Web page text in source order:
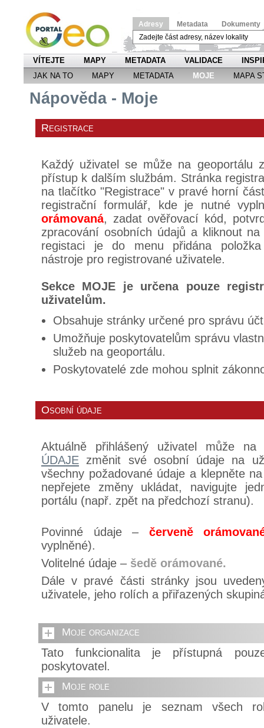
Adresy Metadata Dokumenty
VÍTEJTE MAPY METADATA VALIDACE
JAK NA TO
MAPY METADATA MOJE MAPA
Nápověda - Moje
Registrace
Každý uživatel se může na geoportálu
přístup k dalším službám. Stránka
na tlačítko "Registrace" v pravé horní
registrační formulář, kde je nutné
orámovaná, zadat ověřovací kód,
zpracování osobních údajů a kliknout
registaci je do menu přidána
nástroje pro registrované uživatele.
Sekce MOJE je určena pouze
uživatelům.
Obsahuje stránky určené pro správu
Umožňuje poskytovatelům správu
služeb na geoportálu.
Poskytovatelé zde mohou splnit
Osobní údaje
Aktuálně přihlášený uživatel může
ÚDAJE změnit své osobní údaje na
všechny požadované údaje a klepněte
nepřejete změny ukládat, navigujte
portálu (např. zpět na předchozí stranu).
Povinné údaje – červeně
vyplněné).
Volitelné údaje – šedě orámované.
Dále v pravé části stránky jsou
uživatele, jeho rolích a přiřazených
Moje organizace
Tato funkcionalita je přístupná
poskytovatel.
Moje role
V tomto panelu je seznam všech
uživatele.